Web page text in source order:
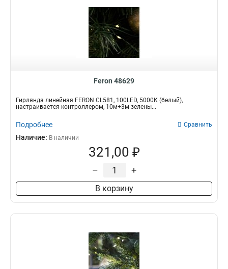
Feron 48629
Гирлянда линейная FERON CL581, 100LED, 5000К (белый),
настраивается контроллером, 10м+3м зелены...
Подробнее Сравнить
Наличие: В наличии
321,00 ₽
– +
В корзину